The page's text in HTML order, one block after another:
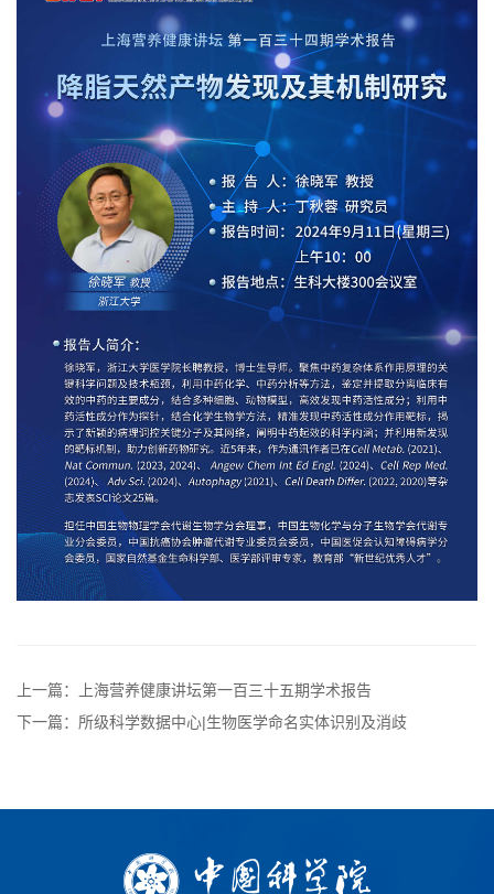
上一篇：上海营养健康讲坛第一百三十五期学术报告
下一篇：所级科学数据中心|生物医学命名实体识别及消歧